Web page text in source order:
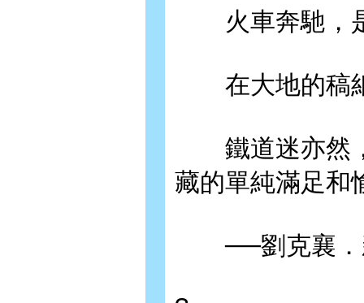
火車奔馳，是
在大地的稿紙
鐵道迷亦然，
藏的單純滿足和
──劉克襄．